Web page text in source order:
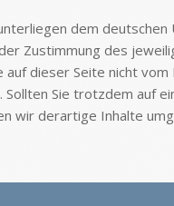
dem
Zustimmung des
dieser Seite nicht
Sie trotzdem auf
wir derartige Inhalte